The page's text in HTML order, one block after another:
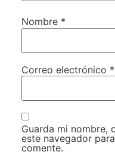
Nombre *
Correo electrónico *
Guarda mi nombre,
este navegador
comente.